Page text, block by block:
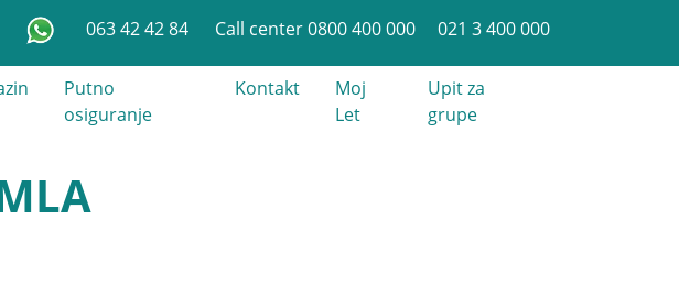
063 42 42 84 Call center 0800 400 000 021 3 400 000
Putno
osiguranje
Kontakt
Moj
Let
Upit za
grupe